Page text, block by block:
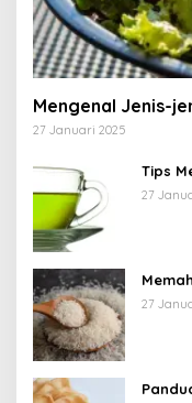
Mengenal Jenis-
27 Januari 2025
Tips
27
27